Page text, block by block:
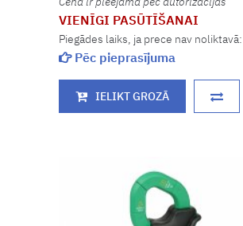
VIENĪGI PASŪTĪŠANAI
Piegādes laiks, ja prece nav noliktavā:
Pēc pieprasījuma
IELIKT GROZĀ